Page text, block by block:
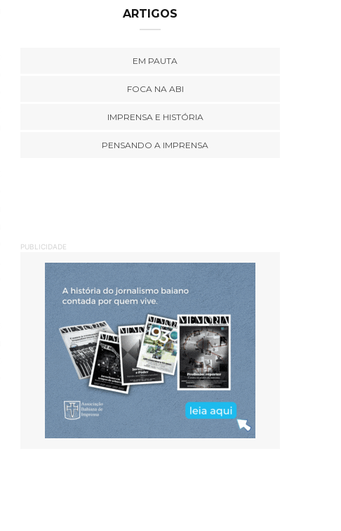
ARTIGOS
EM PAUTA
FOCA NA ABI
IMPRENSA E HISTÓRIA
PENSANDO A IMPRENSA
PUBLICIDADE